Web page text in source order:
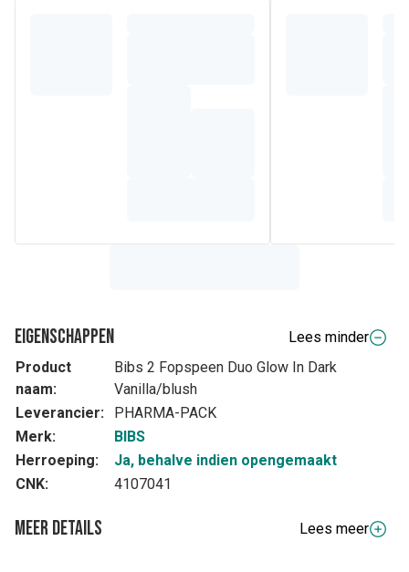
Eigenschappen
Lees minder
Product
naam:
Bibs 2 Fopspeen Duo Glow In Dark
Vanilla/blush
Leverancier:
PHARMA-PACK
Merk:
BIBS
Herroeping:
Ja, behalve indien opengemaakt
CNK:
4107041
Meer details
Lees meer